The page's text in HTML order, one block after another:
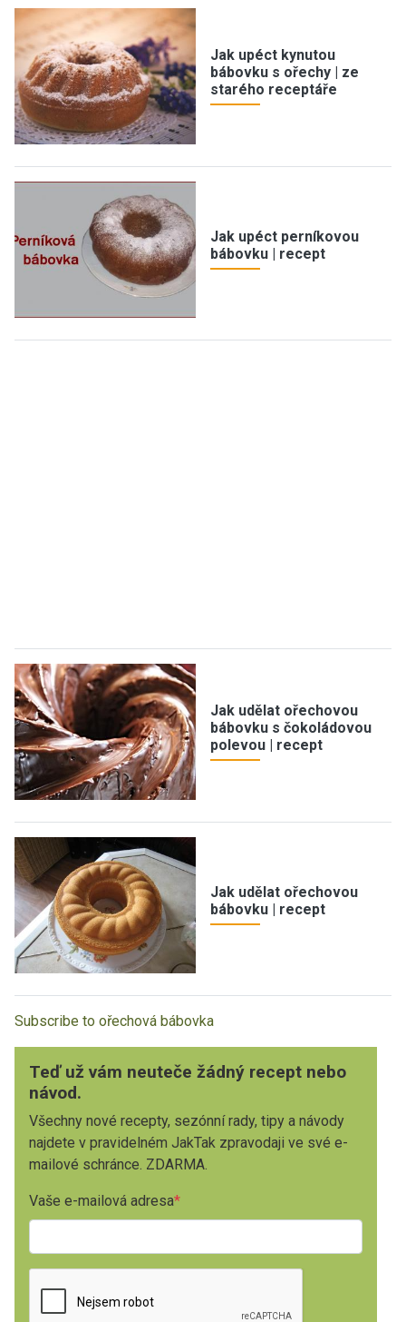
Jak upéct kynutou
bábovku s ořechy | ze
starého receptáře
Jak upéct perníkovou
bábovku | recept
Jak udělat ořechovou
bábovku s čokoládovou
polevou | recept
Jak udělat ořechovou
bábovku | recept
Subscribe to ořechová bábovka
Teď už vám neuteče žádný recept nebo
návod.
Všechny nové recepty, sezónní rady, tipy a návody
najdete v pravidelném JakTak zpravodaji ve své e-
mailové schránce. ZDARMA.
Vaše e-mailová adresa